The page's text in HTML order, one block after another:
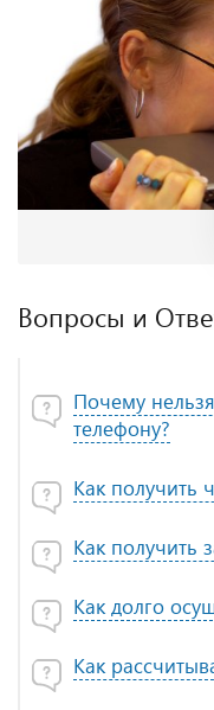
Вопросы и
Почему
телефону?
Как получить
Как получить
Как долго
Как